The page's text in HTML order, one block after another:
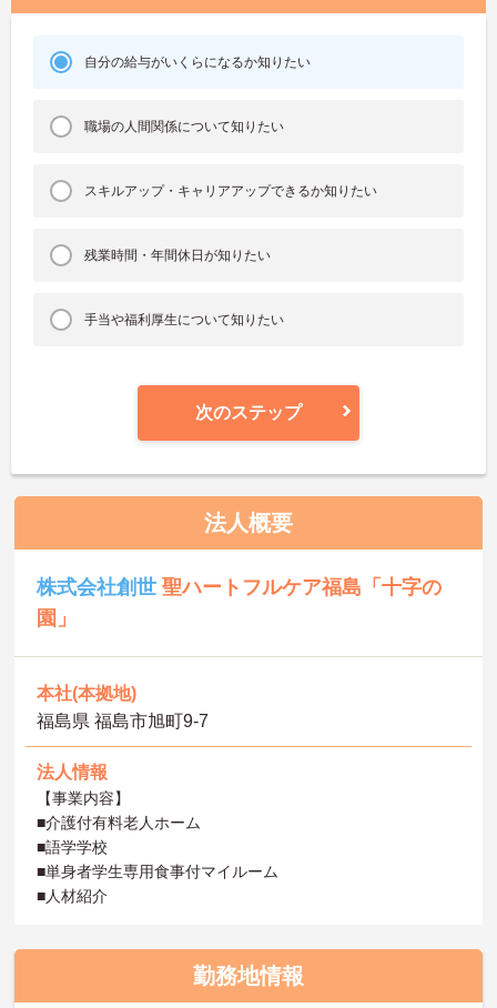
自分の給与がいくらになるか知りたい
職場の人間関係について知りたい
スキルアップ・キャリアアップできるか知りたい
残業時間・年間休日が知りたい
手当や福利厚生について知りたい
次のステップ
法人概要
株式会社創世聖ハートフルケア福島「十字の
園」
本社(本拠地)
福島県 福島市旭町9-7
法人情報
【事業内容】
■介護付有料老人ホーム
■語学学校
■単身者学生専用食事付マイルーム
■人材紹介
勤務地情報